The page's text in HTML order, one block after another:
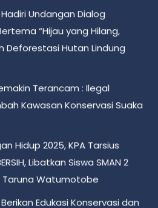
Undangan Dialog
“Hijau yang Hilang,
Deforestasi Hutan Lindung
Terancam : Ilegal
Kawasan Konservasi Suaka
Hidup 2025, KPA Tarsius
Libatkan Siswa SMAN 2
Watumotobe
Edukasi Konservasi dan